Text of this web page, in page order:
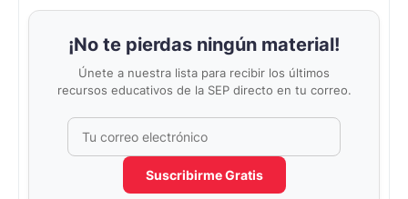
¡No te pierdas ningún material!
Únete a nuestra lista para recibir los últimos
recursos educativos de la SEP directo en tu correo.
No completar este campo
Suscribirme Gratis